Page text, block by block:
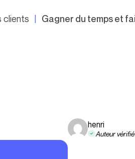
clients Gagner du temps et
henri
Auteur vérifié